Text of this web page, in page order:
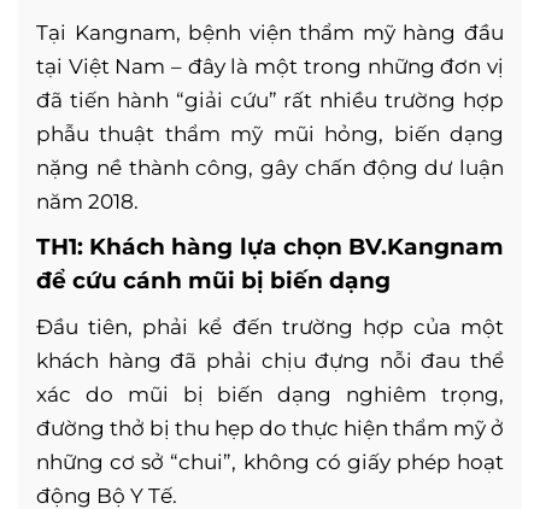
Tại Kangnam, bệnh viện thẩm mỹ hàng đầu
tại Việt Nam – đây là một trong những đơn vị
đã tiến hành “giải cứu” rất nhiều trường hợp
phẫu thuật thẩm mỹ mũi hỏng, biến dạng
nặng nề thành công, gây chấn động dư luận
năm 2018.
TH1: Khách hàng lựa chọn BV.Kangnam
để cứu cánh mũi bị biến dạng
Đầu tiên, phải kể đến trường hợp của một
khách hàng đã phải chịu đựng nỗi đau thể
xác do mũi bị biến dạng nghiêm trọng,
đường thở bị thu hẹp do thực hiện thẩm mỹ ở
những cơ sở “chui”, không có giấy phép hoạt
động Bộ Y Tế.